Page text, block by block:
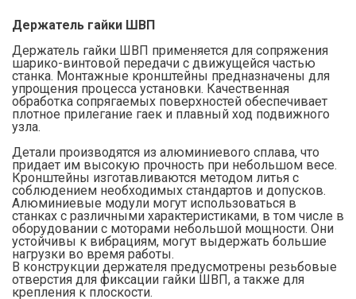
Держатель гайки ШВП
Держатель гайки ШВП применяется для сопряжения
шарико-винтовой передачи с движущейся частью
станка. Монтажные кронштейны предназначены для
упрощения процесса установки. Качественная
обработка сопрягаемых поверхностей обеспечивает
плотное прилегание гаек и плавный ход подвижного
узла.
Детали производятся из алюминиевого сплава, что
придает им высокую прочность при небольшом весе.
Кронштейны изготавливаются методом литья с
соблюдением необходимых стандартов и допусков.
Алюминиевые модули могут использоваться в
станках с различными характеристиками, в том числе в
оборудовании с моторами небольшой мощности. Они
устойчивы к вибрациям, могут выдержать большие
нагрузки во время работы.
В конструкции держателя предусмотрены резьбовые
отверстия для фиксации гайки ШВП, а также для
крепления к плоскости.